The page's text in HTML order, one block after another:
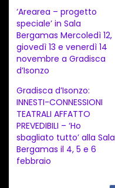
a
m
e
n
t
o
i
n
c
‘Arearea – progetto
speciale’ in Sala
Bergamas Mercoledì 12,
giovedì 13 e venerdì 14
novembre a Gradisca
d’Isonzo
Gradisca d’Isonzo:
INNESTI-CONNESSIONI
TEATRALI AFFATTO
PREVEDIBILI – ‘Ho
sbagliato tutto’ alla Sala
Bergamas il 4, 5 e 6
febbraio